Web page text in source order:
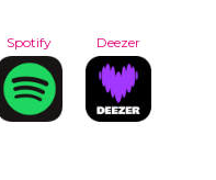
Spotify Deezer